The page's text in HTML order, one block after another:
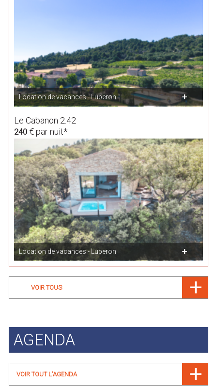
Location de vacances - Luberon
Le Cabanon 2.42
240€ par nuit*
Location de vacances - Luberon
VOIR TOUS
AGENDA
VOIR TOUT L'AGENDA